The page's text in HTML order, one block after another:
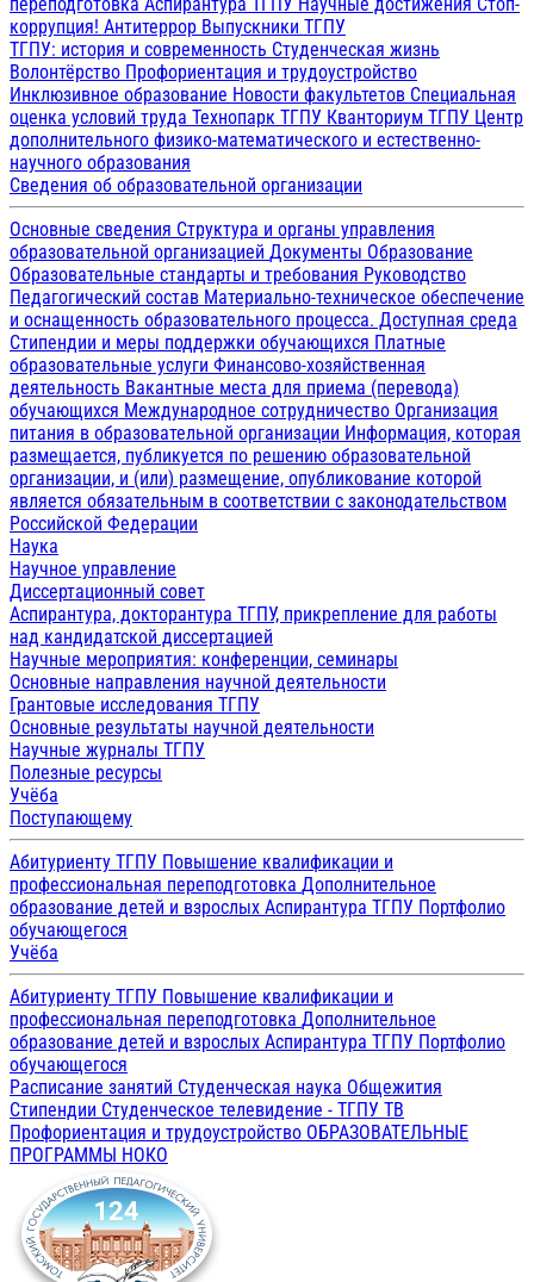
коррупция! Антитеррор Выпускники ТГПУ
ТГПУ: история и современность Студенческая жизнь
Волонтёрство Профориентация и трудоустройство
Инклюзивное образование Новости факультетов Специальная
оценка условий труда Технопарк ТГПУ Кванториум ТГПУ Центр
дополнительного физико-математического и естественно-
научного образования
Сведения об образовательной организации
Основные сведения Структура и органы управления
образовательной организацией Документы Образование
Образовательные стандарты и требования Руководство
Педагогический состав Материально-техническое обеспечение
и оснащенность образовательного процесса. Доступная среда
Стипендии и меры поддержки обучающихся Платные
образовательные услуги Финансово-хозяйственная
деятельность Вакантные места для приема (перевода)
обучающихся Международное сотрудничество Организация
питания в образовательной организации Информация, которая
размещается, публикуется по решению образовательной
организации, и (или) размещение, опубликование которой
является обязательным в соответствии с законодательством
Российской Федерации
Наука
Научное управление
Диссертационный совет
Аспирантура, докторантура ТГПУ, прикрепление для работы
над кандидатской диссертацией
Научные мероприятия: конференции, семинары
Основные направления научной деятельности
Грантовые исследования ТГПУ
Основные результаты научной деятельности
Научные журналы ТГПУ
Полезные ресурсы
Учёба
Поступающему
Абитуриенту ТГПУ Повышение квалификации и
профессиональная переподготовка Дополнительное
образование детей и взрослых Аспирантура ТГПУ Портфолио
обучающегося
Учёба
Абитуриенту ТГПУ Повышение квалификации и
профессиональная переподготовка Дополнительное
образование детей и взрослых Аспирантура ТГПУ Портфолио
обучающегося
Расписание занятий Студенческая наука Общежития
Стипендии Студенческое телевидение - ТГПУ ТВ
Профориентация и трудоустройство ОБРАЗОВАТЕЛЬНЫЕ
ПРОГРАММЫ НОКО